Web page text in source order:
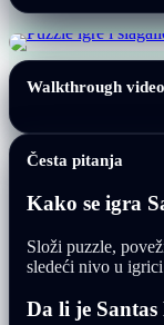
Walkthrough video
Česta pitanja
Kako se igra
Složi puzzle,
sledeći nivo u
Da li je